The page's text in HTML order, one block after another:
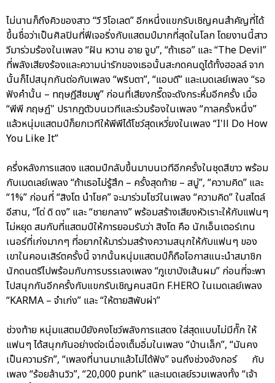
ไม่นานก็ถึงคิวของสาว “วี วิโอเลต” อีกหนึ่งแขกรับเชิญคนสำคัญที่ได้
ขึ้นชื่อว่าเป็นศิลปินที่ฟีเจอริ่งกับแสตมป์มากที่สุดในโลก โดยงานนี้สาว
วีมาร่วมร้องในเพลง “ฝัน หวาน อาย จูบ”, “ถ้าเธอ” และ “The Devil”
ที่พลังเสียงร้องและความน่ารักของเธอนั้นสะกดคนดูได้ทั้งฮอลล์ จาก
นั้นก็ไปสนุกกันต่อกับเพลง “พริบตา”, “แอบดี” และเมดเลย์เพลง “รอ
ฟังคำนั้น – ทฤษฎีสีชมพู” ก่อนที่เสียงกรี๊ดจะดังกระหึ่มอีกครั้ง เมื่อ
“พีพี กฤษฏ์" ปรากฏตัวบนเวทีและร่วมร้องในเพลง “กาลครั้งหนึ่ง”
แล้วหนุ่มแสตมป์ก็ยกเวทีให้พีพีได้โชว์สุดเหวี่ยงในเพลง “I'll Do How
You Like It”
ครึ่งหลังการแสดง แสตมป์กลับขึ้นมาบนเวทีอีกครั้งในชุดสีขาว พร้อม
กับเมดเลย์เพลง “ถ้าเธอไม่รู้สึก – ครั้งสุดท้าย – สบู่”, “ความคิด” และ
“1%” ก่อนที่ “สิงโต นำโชค” จะมาร่วมโชว์ในเพลง “ความคิด” ในสไตล์
อีสาน, “โด่ ดิ ดง” และ “ชายกลาง” พร้อมสร้างเสียงหัวเราะให้กับแฟนๆ
ไม่หยุด สมกับที่แสตมป์ให้การยอมรับว่า สิงโต คือ นักเอ็นเตอร์เทน
เนอร์ที่เก่งมากๆ ที่อยากให้มาร่วมสร้างความสนุกให้กับแฟนๆ ของ
เขาในคอนเสิร์ตครั้งนี้ จากนั้นหนุ่มแสตมป์ก็ถือโอกาสแนะนำสมาชิก
นักดนตรีไปพร้อมกับการบรรเลงเพลง “ภูเขาบังเส้นผม” ก่อนที่จะพา
ไปสนุกกันอีกครั้งกับแขกรับเชิญคนสนิท F.HERO ในเมดเลย์เพลง
“KARMA – จำเก่ง” และ “ให้ตายสิพับผ่า”
ช่วงท้าย หนุ่มแสตมป์ยังคงโชว์พลังการแสดง ใส่สุดแบบไม่มีกั๊ก ให้
แฟนๆ ได้สนุกกันอย่างต่อเนื่องเต็มอิ่มในเพลง “บ้านเล็ก”, “มันคง
เป็นความรัก”, “เพลงที่นานมาแล้วไม่ได้ฟัง” จนถึงช่วงอังกอร์ กับ
เพลง “ร้อยล้านวิว”, “20,000 punk” และเมดเลย์รวมเพลงทั้ง “เจ้า